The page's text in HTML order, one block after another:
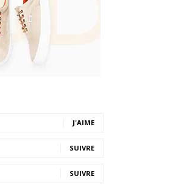
J'AIME
SUIVRE
SUIVRE